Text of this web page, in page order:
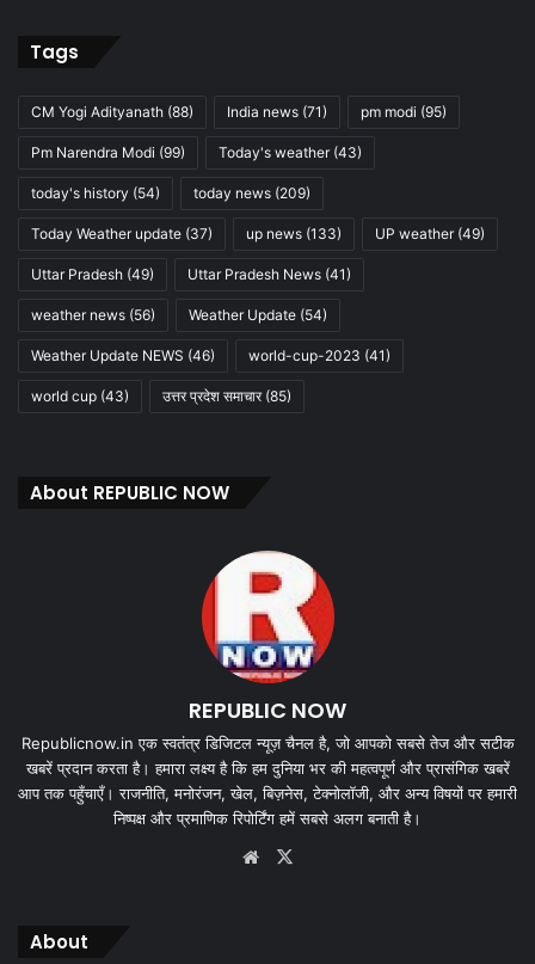
Tags
CM Yogi Adityanath (88) India news (71) pm modi (95)
Pm Narendra Modi (99) Today's weather(43)
today's history (54) today news (209)
Today Weather update (37) up news (133) UP weather(49)
Uttar Pradesh (49) Uttar Pradesh News (41)
weather news (56) Weather Update (54)
Weather Update NEWS (46) world-cup-2023 (41)
world cup (43) उत्तर प्रदेश समाचार(85)
About REPUBLIC NOW
REPUBLIC NOW
Republicnow.in एक स्वतंत्र डिजिटल न्यूज़ चैनल है, जो आपको सबसे तेज और सटीक
खबरें प्रदान करता है। हमारा लक्ष्य है कि हम दुनिया भर की महत्वपूर्ण और प्रासंगिक खबरें
आप तक पहुँचाएँ। राजनीति, मनोरंजन, खेल, बिज़नेस, टेक्नोलॉजी, और अन्य विषयों पर हमारी
निष्पक्ष और प्रमाणिक रिपोर्टिंग हमें सबसे अलग बनाती है।
Website
About